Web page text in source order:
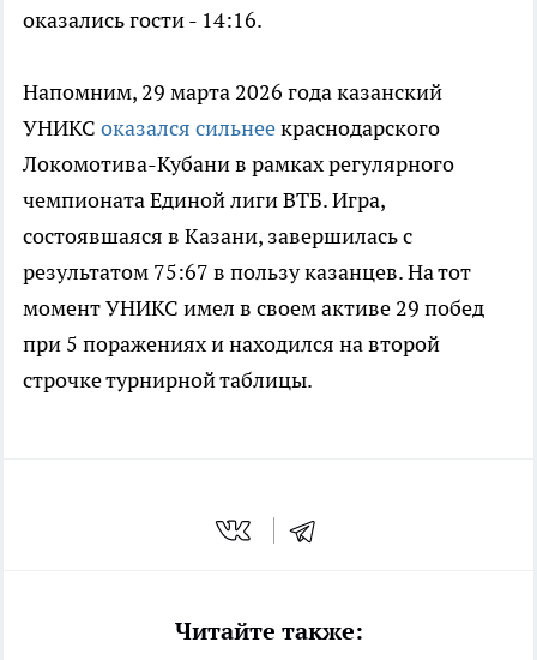
оказались гости - 14:16.
Напомним, 29 марта 2026 года казанский
УНИКС оказался сильнеекраснодарского
Локомотива-Кубани в рамках регулярного
чемпионата Единой лиги ВТБ. Игра,
состоявшаяся в Казани, завершилась с
результатом 75:67 в пользу казанцев. На тот
момент УНИКС имел в своем активе 29 побед
при 5 поражениях и находился на второй
строчке турнирной таблицы.
Читайте также: